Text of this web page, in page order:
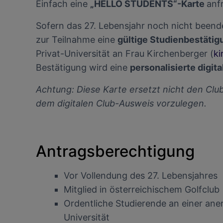
Einfach eine „HELLO STUDENTS“-Karte
Sofern das 27. Lebensjahr noch nicht
zur Teilnahme eine gültige
Privat-Universität an Frau Kirchenberger (
Bestätigung wird eine personalisierte
Achtung: Diese Karte ersetzt nicht den
dem digitalen Club-Ausweis vorzulegen.
Antragsberechtigung
Vor Vollendung des 27. Lebensjahres
Mitglied in österreichischem Golfclub
Ordentliche Studierende an einer
Universität